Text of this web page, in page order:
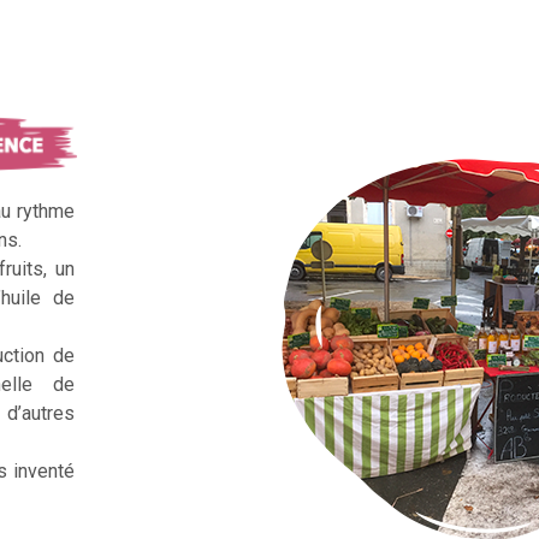
rythme
un
de
de
de
inventé